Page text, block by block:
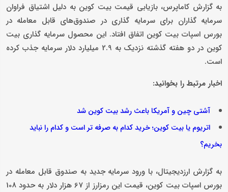
به گزارش کاماپرس، بازیابی قیمت بیت کوین به دلیل اشتیاق فراوان
سرمایه گذاران برای سرمایه گذاری در صندوق‌های قابل معامله در
بورس اسپات بیت کوین اتفاق افتاد. این محصول سرمایه گذاری بیت
کوین در دو هفته گذشته نزدیک به 2.9 میلیارد دلار سرمایه جذب کرده
است.
اخبار مرتبط را بخوانید:
آشتی چین و آمریکا باعث رشد بیت کوین شد
اتریوم یا بیت کوین؛ خرید کدام به صرفه تر است و کدام را نباید
بخریم؟
به گزارش ارزدیجیتال، با ورود سرمایه جدید به صندوق قابل معامله در
بورس اسپات بیت کوین، قیمت این رمزارز از 67 هزار دلار به حدود 108